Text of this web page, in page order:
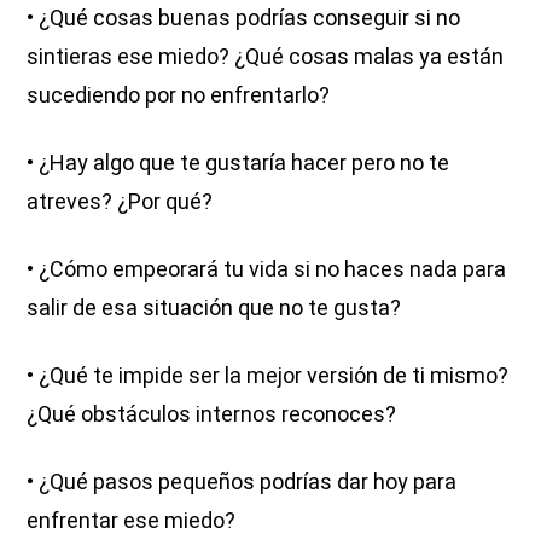
• ¿Qué cosas buenas podrías conseguir si no
sintieras ese miedo? ¿Qué cosas malas ya están
sucediendo por no enfrentarlo?
• ¿Hay algo que te gustaría hacer pero no te
atreves? ¿Por qué?
• ¿Cómo empeorará tu vida si no haces nada para
salir de esa situación que no te gusta?
• ¿Qué te impide ser la mejor versión de ti mismo?
¿Qué obstáculos internos reconoces?
• ¿Qué pasos pequeños podrías dar hoy para
enfrentar ese miedo?